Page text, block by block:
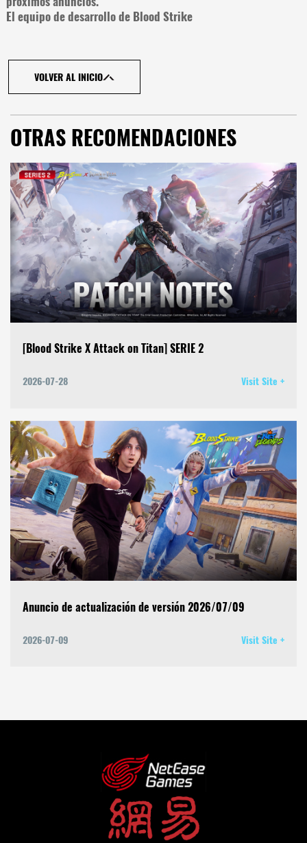
El equipo de desarrollo de Blood Strike
VOLVER AL INICIO
OTRAS RECOMENDACIONES
[Blood Strike X Attack on Titan] SERIE 2
2026-07-28 Visit Site +
Anuncio de actualización de versión 2026/07/09
2026-07-09 Visit Site +